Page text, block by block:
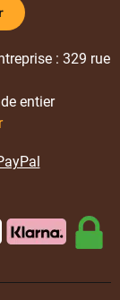
: 329 rue
entier